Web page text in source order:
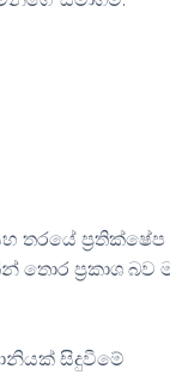
තරයේ ප්‍රතික්ෂේප
ප්‍රකාශ බව
සිදුවීමේ